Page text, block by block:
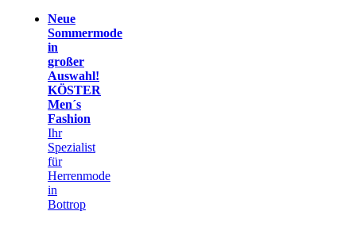
Neue
Sommermode
in
großer
Auswahl!
KÖSTER
Men´s
Fashion
Ihr
Spezialist
für
Herrenmode
in
Bottrop